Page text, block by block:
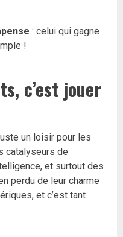
: celui qui gagne
!
c’est jouer
un loisir pour les
catalyseurs de
et surtout des
perdu de leur charme
et c’est tant